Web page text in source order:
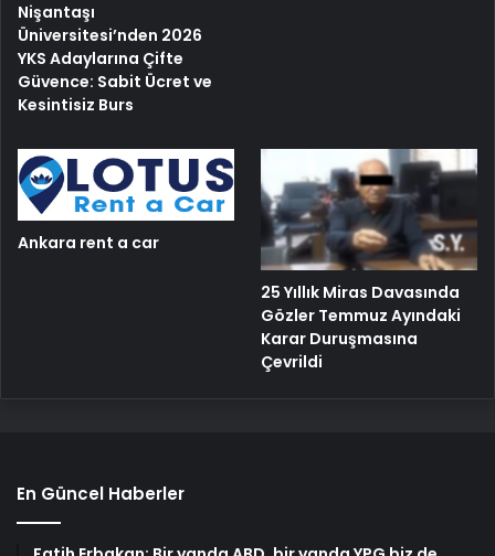
Nişantaşı
Üniversitesi’nden 2026
YKS Adaylarına Çifte
Güvence: Sabit Ücret ve
Kesintisiz Burs
Ankara rent a car
25 Yıllık Miras Davasında
Gözler Temmuz Ayındaki
Karar Duruşmasına
Çevrildi
En Güncel Haberler